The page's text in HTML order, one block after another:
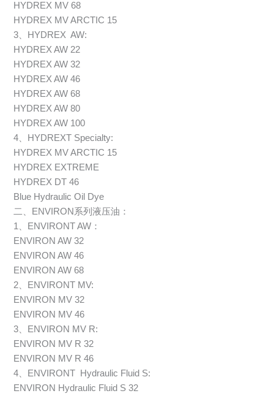
HYDREX MV 68
HYDREX MV ARCTIC 15
3、HYDREX AW:
HYDREX AW 22
HYDREX AW 32
HYDREX AW 46
HYDREX AW 68
HYDREX AW 80
HYDREX AW 100
4、HYDREXT Specialty:
HYDREX MV ARCTIC 15
HYDREX EXTREME
HYDREX DT 46
Blue Hydraulic Oil Dye
二、ENVIRON系列液压油：
1、ENVIRONT AW：
ENVIRON AW 32
ENVIRON AW 46
ENVIRON AW 68
2、ENVIRONT MV:
ENVIRON MV 32
ENVIRON MV 46
3、ENVIRON MV R:
ENVIRON MV R 32
ENVIRON MV R 46
4、ENVIRONT Hydraulic Fluid S:
ENVIRON Hydraulic Fluid S 32